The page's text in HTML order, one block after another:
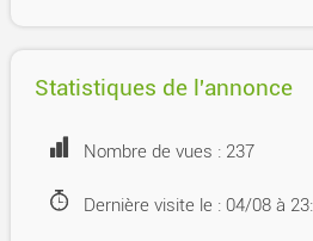
Statistiques de l'annonce
Nombre de vues : 237
Dernière visite le : 04/08 à